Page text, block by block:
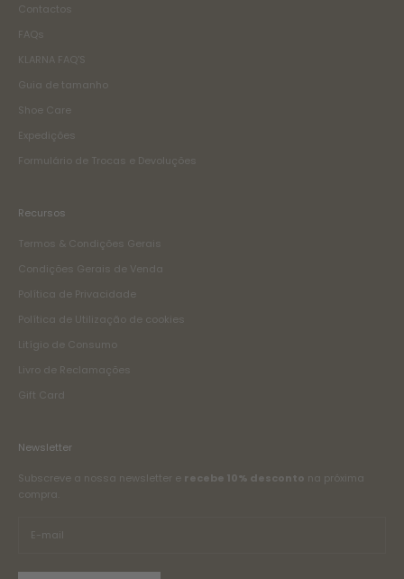
Contactos
FAQs
KLARNA FAQ'S
Guia de tamanho
Shoe Care
Expedições
Formulário de Trocas e Devoluções
Recursos
Termos & Condições Gerais
Condições Gerais de Venda
Política de Privacidade
Política de Utilização de cookies
Litígio de Consumo
Livro de Reclamações
Gift Card
Newsletter
Subscreve a nossa newsletter e recebe 10% desconto na próxima
compra.